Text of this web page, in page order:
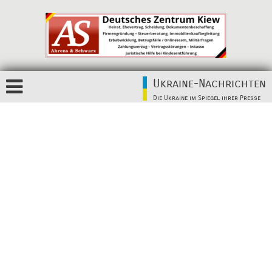
Ukraine-Nachrichten
Die Ukraine im Spiegel ihrer Presse